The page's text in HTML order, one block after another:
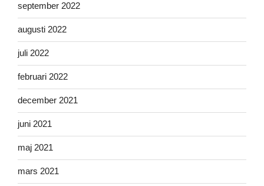
september 2022
augusti 2022
juli 2022
februari 2022
december 2021
juni 2021
maj 2021
mars 2021